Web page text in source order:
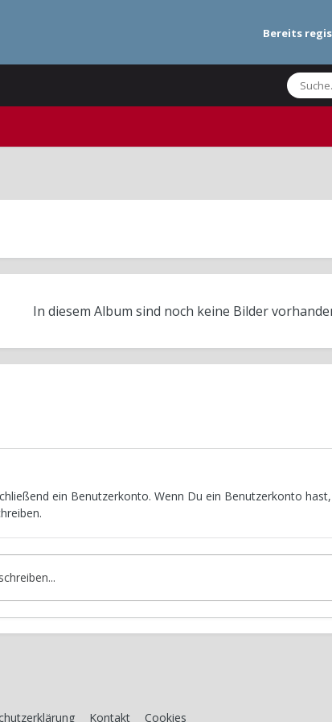
Bereits
In diesem Album sind noch keine Bilder
ein Benutzerkonto. Wenn Du ein Benutzerkonto hast,
Kontakt Cookies